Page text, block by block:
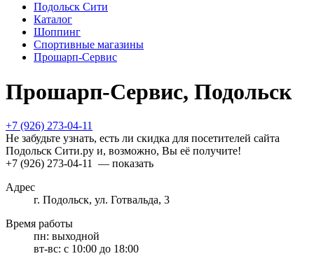
Подольск Сити
Каталог
Шоппинг
Спортивные магазины
Прошарп-Сервис
Прошарп-Сервис, Подольск
+7 (926) 273-04-11
Не забудьте узнать, есть ли скидка для посетителей сайта
Подольск Сити.ру и, возможно, Вы её получите!
+7 (926) 273-04-11
— показать
Адрес
г. Подольск, ул. Готвальда, 3
Время работы
пн: выходной
вт-вс: с 10:00 до 18:00